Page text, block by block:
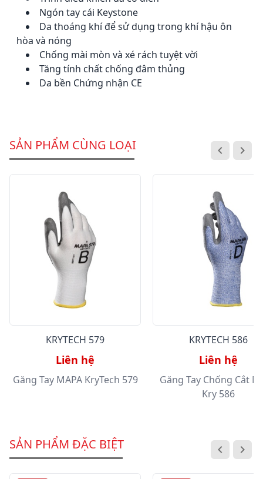
Ngón tay cái Keystone
Da thoáng khí để sử dụng trong khí hậu ôn
hòa và nóng
Chống mài mòn và xé rách tuyệt vời
Tăng tính chất chống đâm thủng
Da bền Chứng nhận CE
SẢN PHẨM CÙNG LOẠI
KRYTECH 579
Liên hệ
Găng Tay MAPA KryTech 579
KRYTECH 586
Liên hệ
Găng Tay Chống Cắt
Kry 586
SẢN PHẨM ĐẶC BIỆT